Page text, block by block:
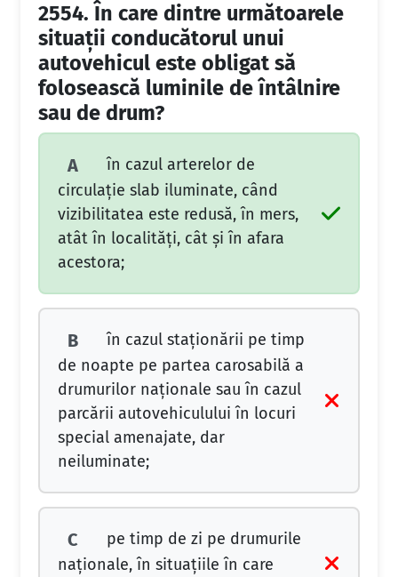
2554. În care dintre următoarele
situaţii conducătorul unui
autovehicul este obligat să
folosească luminile de întâlnire
sau de drum?
A
în cazul arterelor de
circulaţie slab iluminate, când
vizibilitatea este redusă, în mers,
atât în localităţi, cât şi în afara
acestora;
B
în cazul staţionării pe timp
de noapte pe partea carosabilă a
drumurilor naţionale sau în cazul
parcării autovehiculului în locuri
special amenajate, dar
neiluminate;
C
pe timp de zi pe drumurile
naţionale, în situaţiile în care